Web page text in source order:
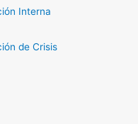
Interna
de Crisis